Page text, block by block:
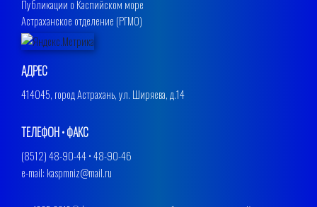
Публикации о Каспийском море
Астраханское отделение (РГМО)
АДРЕС
414045, город Астрахань, ул. Ширяева, д.14
ТЕЛЕФОН • ФАКС
(8512) 48-90-44 • 48-90-46
e-mail: kaspmniz@mail.ru